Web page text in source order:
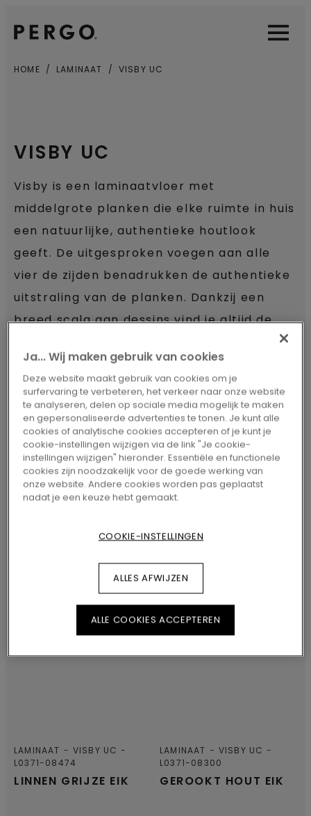
OpenOpen
HOME LAMINAAT VISBY UC
VISBY UC
Visby is een laminaatvloer met
middelgrote planken die elke ruimte in huis
een natuurlijke, authentieke houtlook
geeft. De uitgesproken voegen aan alle
vier de zijden benadrukken de authentieke
uitstraling van de planken. Dankzij een
breed scala aan dessins vind je altijd de
perfecte match voor je interieur. Visby is
een Sensation-vloer, wat betekent dat hij
voelbare, bijzonder natuurgetrouwe
structuren en een verfijnde matte
afwerking heeft. De beschermende
TitanX™-toplaag biedt een hoge kras- en
slijtagebestendigheid en dankzij de
AquaSafe-technologie is de vloer
Visby is snel en eenvoudig te installeren
met het Uniclic™-kliksysteem.
LINNEN GRIJZE EIK
LAMINAAT
VISBY UC
L0371-08474
GEROOKT HOUT EIK
LAMINAAT
VISBY UC
L0371-08300
Ja... Wij maken gebruik van cookies
Deze website maakt gebruik van cookies om je
surfervaring te verbeteren, het verkeer naar onze website
te analyseren, delen op sociale media mogelijk te maken
en gepersonaliseerde advertenties te tonen. Je kunt alle
cookies of analytische cookies accepteren of je kunt je
cookie-instellingen wijzigen via de link "Je cookie-
instellingen wijzigen" hieronder. Essentiële en functionele
cookies zijn noodzakelijk voor de goede werking van
onze website. Andere cookies worden pas geplaatst
nadat je een keuze hebt gemaakt.
COOKIE-INSTELLINGEN
ALLES AFWIJZEN
ALLE COOKIES ACCEPTEREN